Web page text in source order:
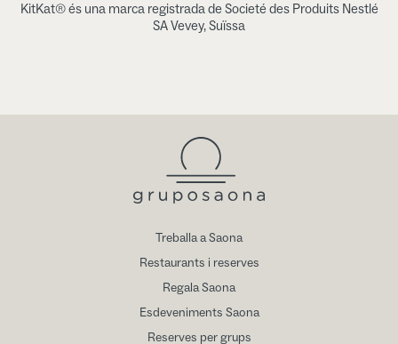
KitKat® és una marca registrada de Societé des Produits Nestlé
SA Vevey, Suïssa
Treballa a Saona
Restaurants i reserves
Regala Saona
Esdeveniments Saona
Reserves per grups